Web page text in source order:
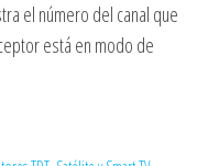
el número del canal que
está en modo de